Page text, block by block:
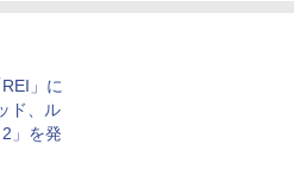
」に
ド、ル
」を発